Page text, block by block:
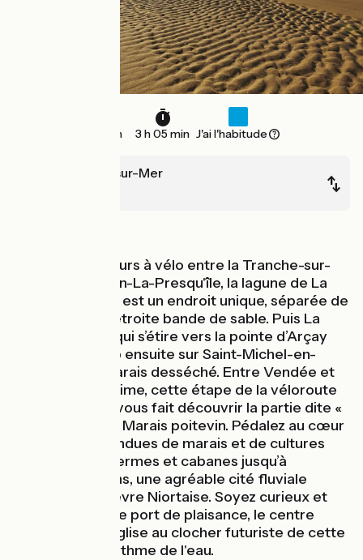
46 km 3 h 05 min J'ai l'habitude
La Tranche-sur-Mer
Sur votre parcours à vélo entre la Tranche-sur-
Mer et L'Aiguillon-La-Presqu'île, la lagune de La
Belle-Henriette est un endroit unique, séparée de
la mer par une étroite bande de sable. Puis La
Faute-sur-Mer qui s’étire vers la pointe d’Arçay
vous ravira. Cap ensuite sur Saint-Michel-en-
l’Herm par le Marais desséché. Entre Vendée et
Charente-Maritime, cette étape de la véloroute
La Vélodyssée vous fait découvrir la partie dite «
desséchée » du Marais poitevin. Pédalez au cœur
de grandes étendues de marais et de cultures
ponctuées de fermes et cabanes jusqu’à
atteindre Marans, une agréable cité fluviale
longée par la Sèvre Niortaise. Soyez curieux et
allez découvrir le port de plaisance, le centre
historique et l'église au clocher futuriste de cette
ville vivant au rythme de l'eau.